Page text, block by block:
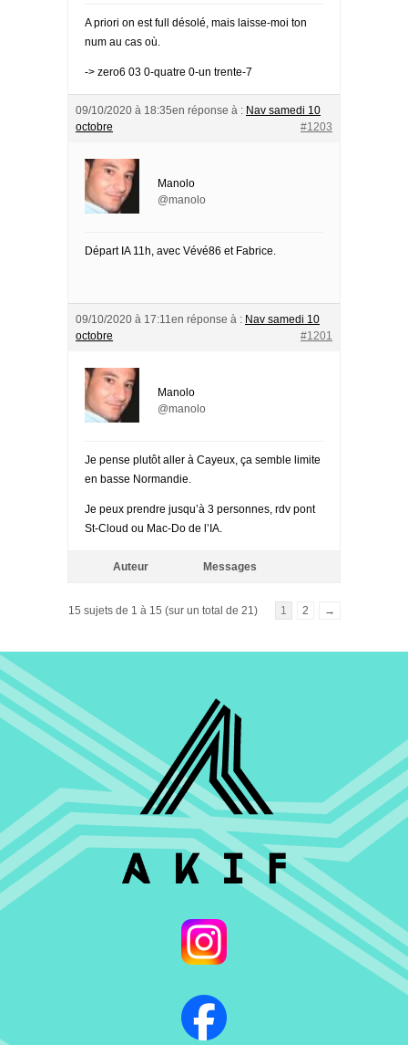
A priori on est full désolé, mais laisse-moi ton
num au cas où.
-> zero6 03 0-quatre 0-un trente-7
09/10/2020 à 18:35en réponse à : Nav samedi 10
octobre
#1203
Manolo
@manolo
Départ IA 11h, avec Vévé86 et Fabrice.
09/10/2020 à 17:11en réponse à : Nav samedi 10
octobre
#1201
Manolo
@manolo
Je pense plutôt aller à Cayeux, ça semble limite
en basse Normandie.
Je peux prendre jusqu’à 3 personnes, rdv pont
St-Cloud ou Mac-Do de l’IA.
Auteur Messages
15 sujets de 1 à 15 (sur un total de 21) 1 2 →